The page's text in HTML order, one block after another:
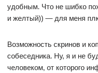
удобным. Что не шибко
и желтый)) — для меня
Возможность скринов и
собеседника. Ну, я и не
человеком, от которого